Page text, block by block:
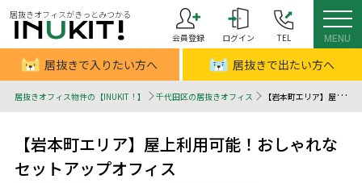
居抜きオフィスがきっとみつかる
会員登録
ログイン TEL MENU
居抜きで入りたい方へ 居抜きで出たい方へ
居抜きオフィス物件の【INUKIT！】 千代田区の居抜きオフィス 【岩本町エリア】屋上利用可能！おしゃれなセットアップオフィス - 居抜きオフィスはINUKIT！（イヌキット）
【岩本町エリア】屋上利用可能！おしゃれな
セットアップオフィス